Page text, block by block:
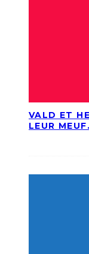
VALD ET
LEUR MEUF.